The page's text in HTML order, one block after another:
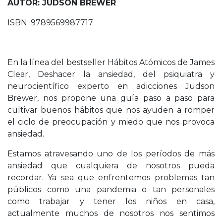
AUTOR: JUDSON BREWER
ISBN: 9789569987717
En la línea del bestseller Hábitos Atómicos de James
Clear, Deshacer la ansiedad, del psiquiatra y
neurocientífico experto en adicciones Judson
Brewer, nos propone una guía paso a paso para
cultivar buenos hábitos que nos ayuden a romper
el ciclo de preocupación y miedo que nos provoca
ansiedad.
Estamos atravesando uno de los períodos de más
ansiedad que cualquiera de nosotros pueda
recordar. Ya sea que enfrentemos problemas tan
públicos como una pandemia o tan personales
como trabajar y tener los niños en casa,
actualmente muchos de nosotros nos sentimos